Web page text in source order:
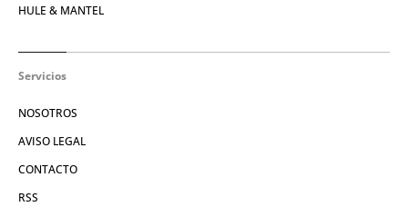
HULE & MANTEL
Servicios
NOSOTROS
AVISO LEGAL
CONTACTO
RSS